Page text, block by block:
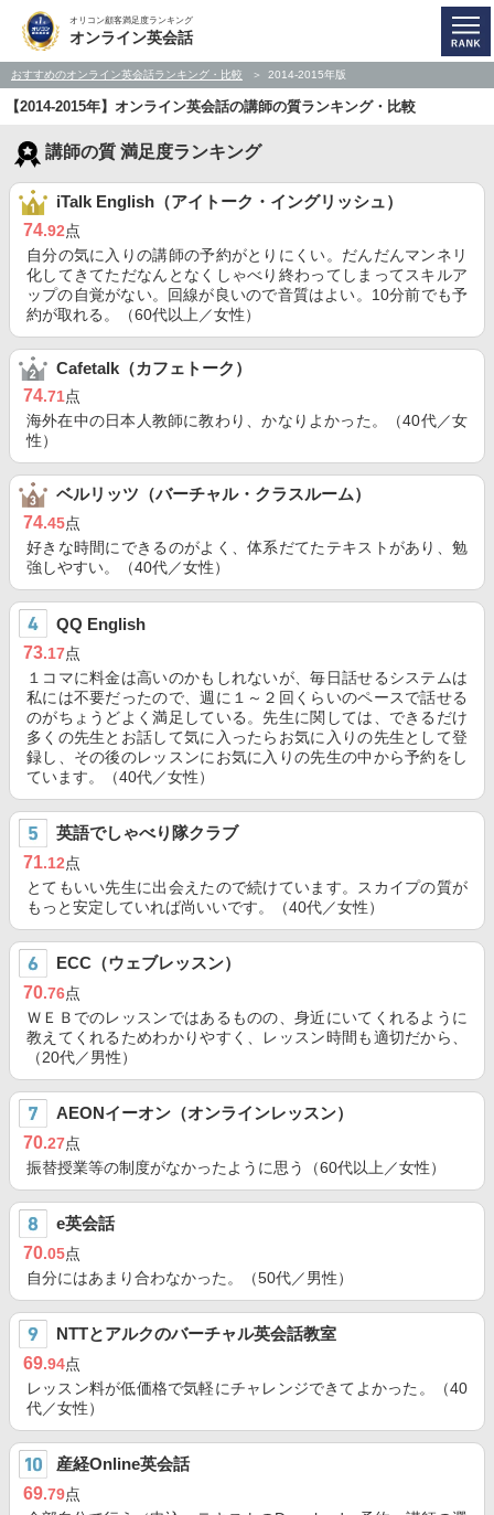
オリコン顧客満足度ランキング
オンライン英会話
おすすめのオンライン英会話ランキング・比較 2014-2015年版
【2014-2015年】オンライン英会話の講師の質ランキング・比較
講師の質 満足度ランキング
iTalk English（アイトーク・イングリッシュ）
74.92点
自分の気に入りの講師の予約がとりにくい。だんだんマンネリ
化してきてただなんとなくしゃべり終わってしまってスキルア
ップの自覚がない。回線が良いので音質はよい。10分前でも予
約が取れる。（60代以上／女性）
Cafetalk（カフェトーク）
74.71点
海外在中の日本人教師に教わり、かなりよかった。（40代／女
性）
ベルリッツ（バーチャル・クラスルーム）
74.45点
好きな時間にできるのがよく、体系だてたテキストがあり、勉
強しやすい。（40代／女性）
QQ English
73.17点
１コマに料金は高いのかもしれないが、毎日話せるシステムは
私には不要だったので、週に１～２回くらいのペースで話せる
のがちょうどよく満足している。先生に関しては、できるだけ
多くの先生とお話して気に入ったらお気に入りの先生として登
録し、その後のレッスンにお気に入りの先生の中から予約をし
ています。（40代／女性）
英語でしゃべり隊クラブ
71.12点
とてもいい先生に出会えたので続けています。スカイプの質が
もっと安定していれば尚いいです。（40代／女性）
ECC（ウェブレッスン）
70.76点
ＷＥＢでのレッスンではあるものの、身近にいてくれるように
教えてくれるためわかりやすく、レッスン時間も適切だから、
（20代／男性）
AEONイーオン（オンラインレッスン）
70.27点
振替授業等の制度がなかったように思う（60代以上／女性）
e英会話
70.05点
自分にはあまり合わなかった。（50代／男性）
NTTとアルクのバーチャル英会話教室
69.94点
レッスン料が低価格で気軽にチャレンジできてよかった。（40
代／女性）
産経Online英会話
69.79点